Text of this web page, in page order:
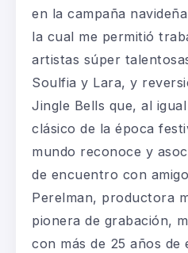
en la campaña
la cual me permitió
artistas súper
Soulfia y Lara, y
Jingle Bells que, al
clásico de la época
mundo reconoce y
de encuentro con
Perelman, productora
pionera de grabación,
con más de 25 años de